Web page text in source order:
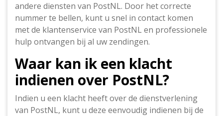
andere diensten van PostNL. Door het correcte
nummer te bellen, kunt u snel in contact komen
met de klantenservice van PostNL en professionele
hulp ontvangen bij al uw zendingen.
Waar kan ik een klacht
indienen over PostNL?
Indien u een klacht heeft over de dienstverlening
van PostNL, kunt u deze eenvoudig indienen bij de